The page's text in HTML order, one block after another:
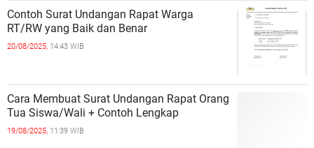
Contoh Surat Undangan Rapat Warga
RT/RW yang Baik dan Benar
20/08/2025, 14:43 WIB
Cara Membuat Surat Undangan Rapat Orang
Tua Siswa/Wali + Contoh Lengkap
19/08/2025, 11:39 WIB